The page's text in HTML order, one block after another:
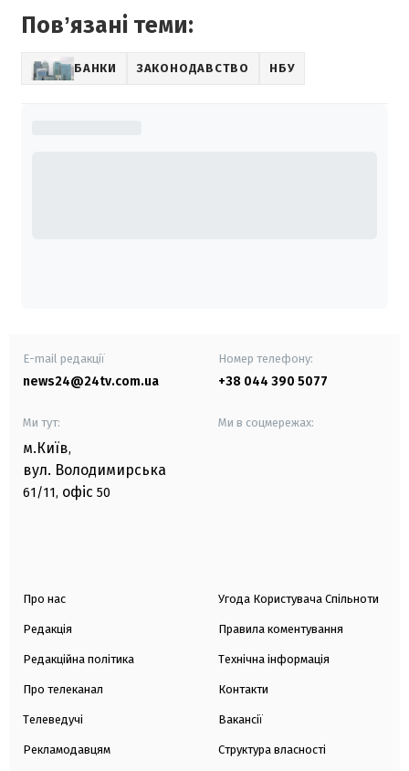
Повʼязані теми:
БАНКИ ЗАКОНОДАВСТВО НБУ
E-mail редакції
news24@24tv.com.ua
Номер телефону:
+38 044 390 5077
Ми тут:
м.Київ,
вул. Володимирська
61/11, офіс 50
Ми в соцмережах:
Про нас
Редакція
Редакційна політика
Про телеканал
Телеведучі
Рекламодавцям
Угода Користувача Спільноти
Правила коментування
Технічна інформація
Контакти
Вакансії
Структура власності